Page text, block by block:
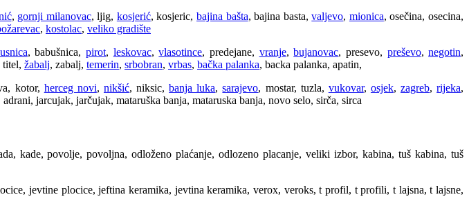
, gornji milanovac, ljig, kosjerić, kosjeric, bajina bašta, bajina basta,valjevo, mionica, osečina, osecina,
, kostolac, veliko gradište
, babušnica,pirot, leskovac,vlasotince, predejane, vranje,bujanovac, presevo, preševo,negotin,
titel, žabalj, zabalj, temerin, srbobran, vrbas, bačka palanka, backa palanka, apatin,
kotor, herceg novi, nikšić, niksic,banja luka,sarajevo, mostar, tuzla, vukovar, osjek,zagreb,rijeka,
jarcujak, jarčujak, mataruška banja, mataruska banja, novo selo, sirča, sirca
kade, povolje, povoljna, odloženo plaćanje, odlozeno placanje, veliki izbor, kabina, tuš kabina, tuš
jevtine plocice, jeftina keramika, jevtina keramika, verox, veroks, t profil, t profili, t lajsna, t lajsne,